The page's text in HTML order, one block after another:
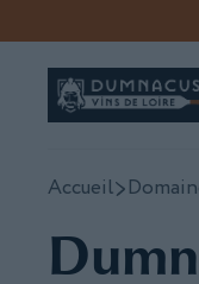
Accueil